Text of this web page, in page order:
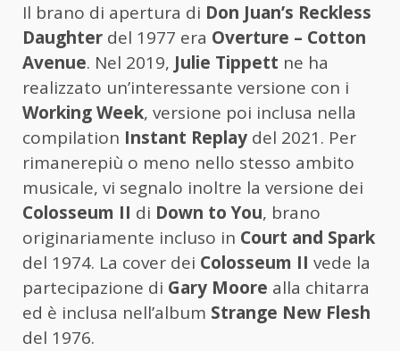
Il brano di apertura di Don Juan’s Reckless
Daughter del 1977 era Overture – Cotton
Avenue. Nel 2019, Julie Tippett ne ha
realizzato un’interessante versione con i
Working Week, versione poi inclusa nella
compilation Instant Replay del 2021. Per
rimanerepiù o meno nello stesso ambito
musicale, vi segnalo inoltre la versione dei
Colosseum II di Down to You, brano
originariamente incluso in Court and Spark
del 1974. La cover dei Colosseum II vede la
partecipazione di Gary Moore alla chitarra
ed è inclusa nell’album Strange New Flesh
del 1976.